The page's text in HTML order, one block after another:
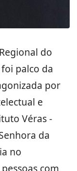
do
foi palco da
por
e
Véras -
da
no
com